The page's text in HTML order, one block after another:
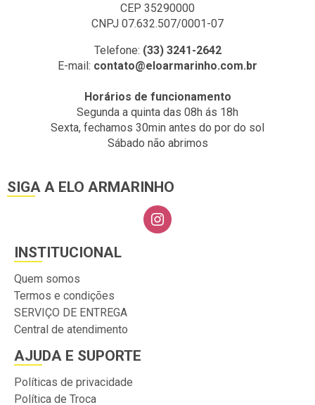
CEP 35290000
CNPJ 07.632.507/0001-07
Telefone: (33) 3241-2642
E-mail: contato@eloarmarinho.com.br
Horários de funcionamento
Segunda a quinta das 08h ás 18h
Sexta, fechamos 30min antes do por do sol
Sábado não abrimos
SIGA A ELO ARMARINHO
INSTITUCIONAL
Quem somos
Termos e condições
SERVIÇO DE ENTREGA
Central de atendimento
AJUDA E SUPORTE
Políticas de privacidade
Política de Troca